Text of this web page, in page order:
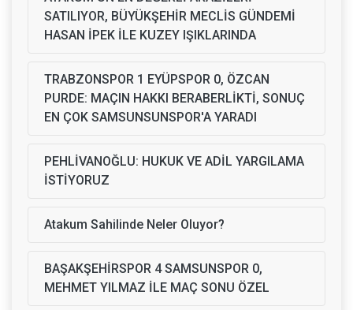
SATILIYOR, BÜYÜKŞEHİR MECLİS GÜNDEMİ
HASAN İPEK İLE KUZEY IŞIKLARINDA
TRABZONSPOR 1 EYÜPSPOR 0, ÖZCAN
PURDE: MAÇIN HAKKI BERABERLİKTİ, SONUÇ
EN ÇOK SAMSUNSUNSPOR'A YARADI
PEHLİVANOĞLU: HUKUK VE ADİL YARGILAMA
İSTİYORUZ
Atakum Sahilinde Neler Oluyor?
BAŞAKŞEHİRSPOR 4 SAMSUNSPOR 0,
MEHMET YILMAZ İLE MAÇ SONU ÖZEL